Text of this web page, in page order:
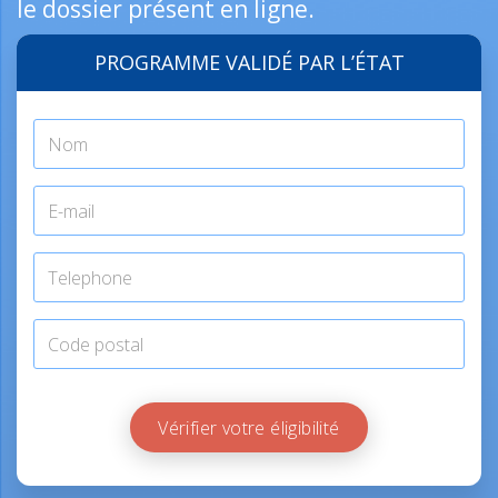
le dossier présent en ligne.
PROGRAMME VALIDÉ PAR L’ÉTAT
Vérifier votre éligibilité